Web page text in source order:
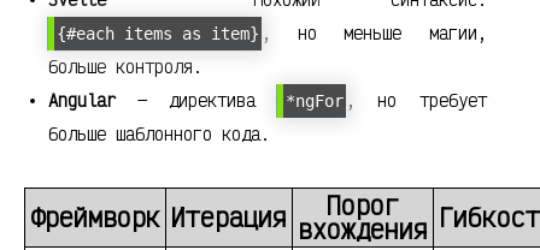
{#each items as item} , но меньше магии,
больше контроля.
Angular— директива *ngFor , но требует
больше шаблонного кода.
Фреймворк Итерация Порог
вхождения